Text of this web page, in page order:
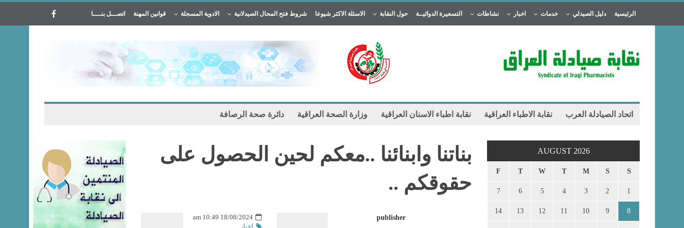
الرئيسية دليل الصيدلي خدمات اخبار نشاطات التسعيرة الدوائيــة حول النقابة الاسئلة الاكثر شيوعا شروط فتح المحال الصيدلانية الادوية المسجلة قوانين المهنة اتصـــل بنــــا
اتحاد الصيادلة العرب نقابة الاطباء العراقية نقابة اطباء الاسنان العراقية وزارة الصحة العراقية دائرة صحة الرصافة
AUGUST 2026
S
S
M
T
W
T
F
1
2
3
4
5
6
7
8
9
10
11
12
13
14
بناتنا وابنائنا ..معكم لحين الحصول على
حقوقكم ..
publisher
18/08/2024 10:49 am
اخبار